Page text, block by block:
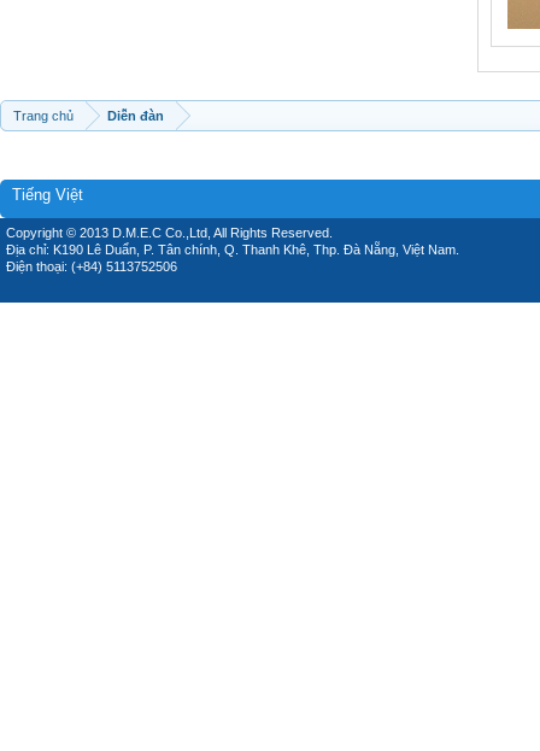
Trang chủ Diễn đàn
Tiếng Việt
Copyright © 2013 D.M.E.C Co.,Ltd, All Rights Reserved.
Địa chỉ: K190 Lê Duẩn, P. Tân chính, Q. Thanh Khê, Thp. Đà Nẵng, Việt Nam.
Điện thoại: (+84) 5113752506